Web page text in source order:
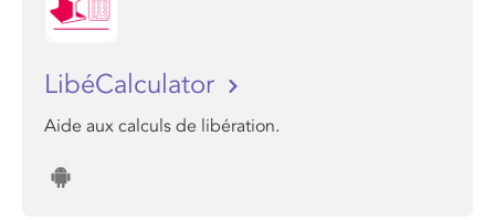
LibéCalculator
Aide aux calculs de libération.